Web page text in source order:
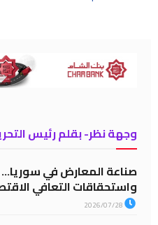
وجهة نظر- بقلم رئيس
صناعة المعارض في
واستحقاقات التعافي